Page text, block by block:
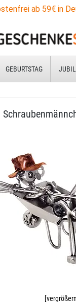
ab 59€ in
GEBURTSTAG